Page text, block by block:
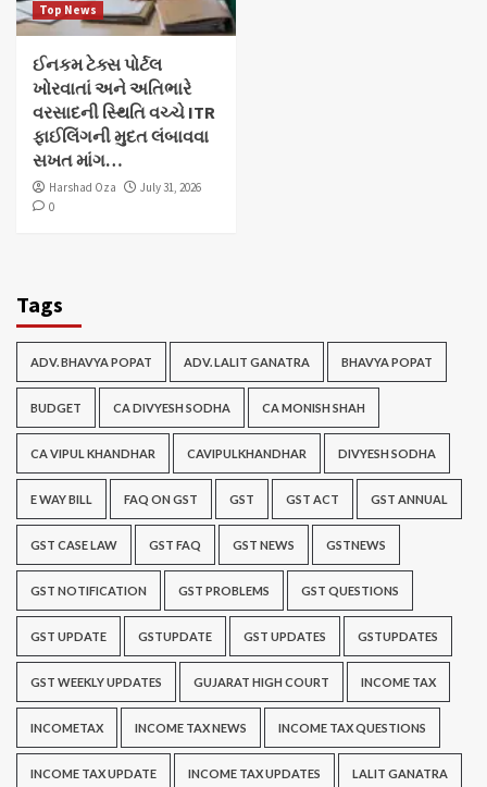
Top News
ઈનકમ ટેક્સ પોર્ટલ
ખોરવાતાં અને અતિભારે
વરસાદની સ્થિતિ વચ્ચે ITR
ફાઈલિંગની મુદત લંબાવવા
સખત માંગ…
Harshad Oza
July 31, 2026
0
Tags
ADV. BHAVYA POPAT ADV. LALIT GANATRA BHAVYA POPAT
BUDGET CA DIVYESH SODHA CA MONISH SHAH
CA VIPUL KHANDHAR CAVIPULKHANDHAR DIVYESH SODHA
E WAY BILL FAQ ON GST GST GST ACT GST ANNUAL
GST CASE LAW GST FAQ GST NEWS GSTNEWS
GST NOTIFICATION GST PROBLEMS GST QUESTIONS
GST UPDATE GSTUPDATE GST UPDATES GSTUPDATES
GST WEEKLY UPDATES GUJARAT HIGH COURT INCOME TAX
INCOMETAX INCOME TAX NEWS INCOME TAX QUESTIONS
INCOME TAX UPDATE INCOME TAX UPDATES LALIT GANATRA